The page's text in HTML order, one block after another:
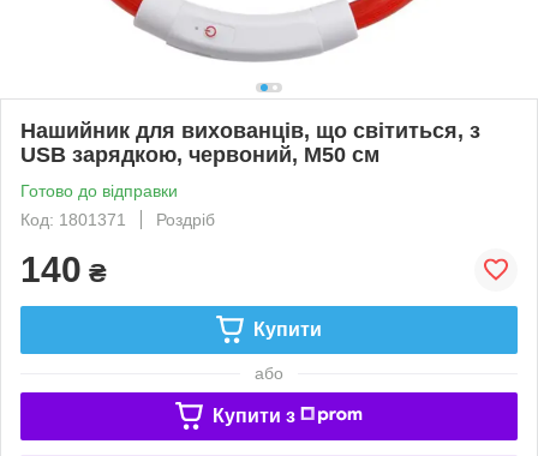
Нашийник для вихованців, що світиться, з
USB зарядкою, червоний, M50 см
Готово до відправки
Код: 1801371
Роздріб
140 ₴
Купити
або
Купити з